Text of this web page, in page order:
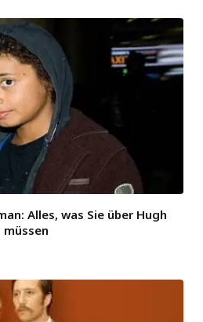
Alles, was Sie über Hugh
müssen